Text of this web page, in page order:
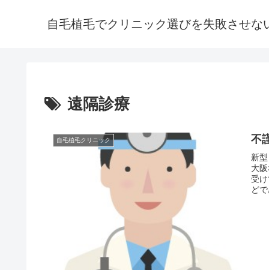
自毛植毛でクリニック選びを失敗させな
遠隔診療
自毛植毛クリニック 不
新
大
受
ど